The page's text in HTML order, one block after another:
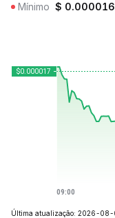
Mínimo $ 0.000016
Última atualização: 2026-